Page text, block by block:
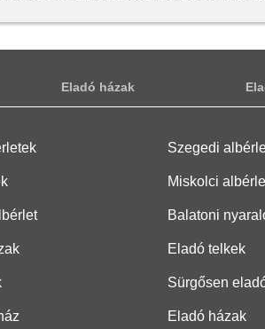
Eladó házak
Szegedi
Miskolci
Balatoni
Eladó telkek
Sürgősen
Eladó házak